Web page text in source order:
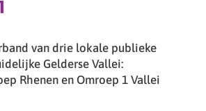
van drie lokale publieke
Gelderse Vallei:
Rhenen en Omroep 1 Vallei